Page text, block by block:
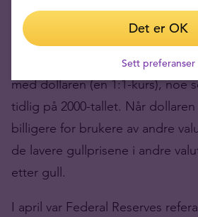
Ukraina og energikrisen i
euroen som står for det meste av
dollarindeksen. I september falt
med dollaren (en 1:1-kurs), noe
tidlig på 2000-tallet. Når
billigere for brukere av andre
de lavere gullprisene i andre
etter gull.
I april var Federal Reserves
Det er OK
Sett preferanser